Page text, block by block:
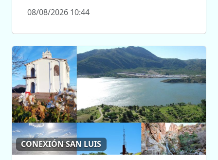
08/08/2026 10:44
CONEXIÓN SAN LUIS